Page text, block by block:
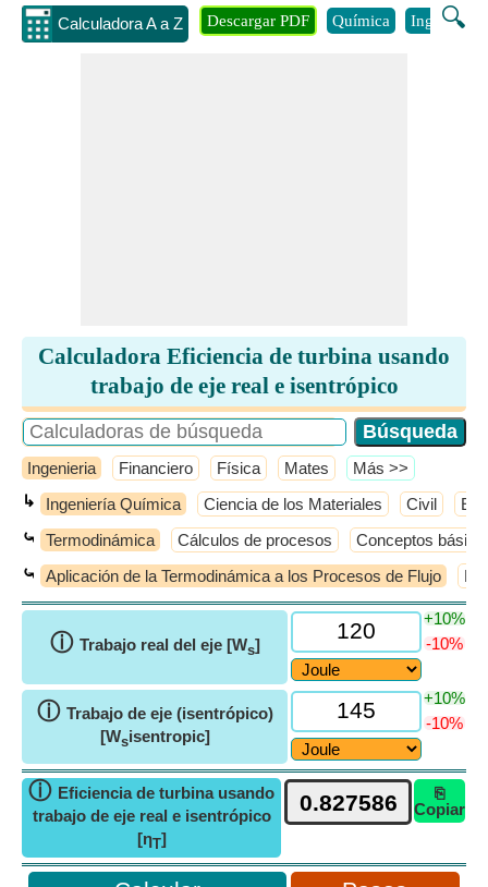
Calculadora A a Z 🔍
Descargar PDF Química Ingenieria
Calculadora Eficiencia de turbina usando
trabajo de eje real e isentrópico
Ingenieria Financiero Física Mates ​Más >>
↳ Ingeniería Química Ciencia de los Materiales Civil
⤿ Termodinámica Cálculos de procesos Conceptos
⤿ Aplicación de la Termodinámica a los Procesos de Flujo
ⓘ Trabajo real del eje [Ws]
+10%
-10%
ⓘ Trabajo de eje (isentrópico)
[Wsisentropic]
+10%
-10%
ⓘ Eficiencia de turbina usando
trabajo de eje real e isentrópico
[ηT]
⎘
Copiar